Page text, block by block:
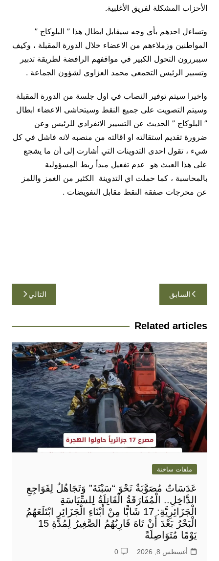
الأحزاب المشكلة لفريق الأغلبية.
وتساءل احدهم بأي وجه سيقابل ابطال هذا ” البلوكاج ”
المواطنين وزملاءهم من الاعضاء خلال الدورة المقبلة ، وكيف
سيبررون التحول الكبير في مواقفهم الرافضة لطريقة تدبير
وتسيير الرئيس التجمعي محمد العزاوي لشؤون الجماعة .
واخيرا سيتم توفير النصاب في اول جلسة من الدورة المقبلة
وسيتم التصويت على جميع النقط وسيتحاشى الاعضاء ابطال
” البلوكاج ” الحديث عن التسيير الانفرادي للرئيس وعن
ضرورة تقديم استقالته او اقالته من منصبه لانه فاشل في كل
شيء ، تقول احدى التدوينات التي أشارت إلى أن ما يشجع
على هذا العبث هو عدم تفعيل مبدأ ربط المسؤولية
بالمحاسبة ، كما حملت اي التدوينة الكثير من الغمز واللمز
عن مخرجات صفقة النقط مقابل التفويضات .
تصفّح
المقالات
السابق التالي
Related articles
ملفات ساخنة
عَدَسَاتٌ مُصَوَّبَةٌ نَحْوَ “سَبْتَةَ” وَتَجَاهُلٌ لِفَوَاجِعِ
الدَّاخِلِ.. الْمُفَارَقَةُ الْقَاتِلَةُ لِلسِّيَاسَةِ
الْجَزَائِرِيَّةِ: 17 شَابًّا مِنْ أَبْنَاءِ الْجَزَائِرِ ابْتَلَعَهُمُ
الْبَحْرُ بَعْدَ أَنْ تَاهَ قَارِبُهُمُ الصَّغِيرُ لِمُدَّةِ 15
يَوْمًا مُتَوَاصِلَةً
أغسطس 8, 2026 0